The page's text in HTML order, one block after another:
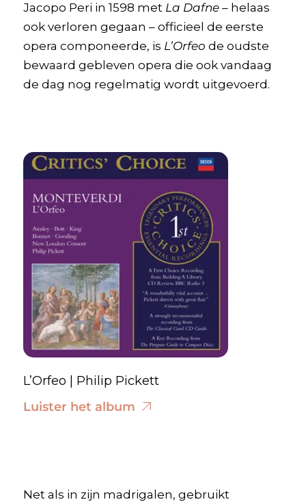
L’Orfeo | Philip Pickett
Luister het album
Jacopo Peri in 1598 met La Dafne– helaas
ook verloren gegaan – officieel de eerste
opera componeerde, is L’Orfeo de oudste
bewaard gebleven opera die ook vandaag
de dag nog regelmatig wordt uitgevoerd.
Net als in zijn madrigalen, gebruikt